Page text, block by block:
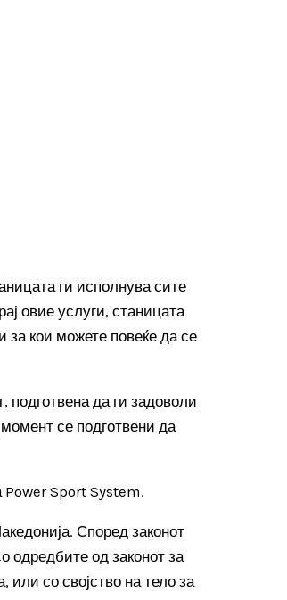
ги исполнува сите
овие услуги, станицата
за кои можете повеќе да се
да ги задоволи
се подготвени да
Power Sport System.
Според законот
одредбите од законот за
или со својство на тело за